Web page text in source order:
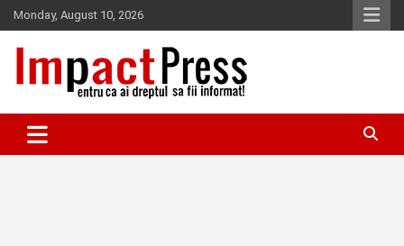
Skip
to
content
Monday, August 10, 2026
IMPACTPRESS